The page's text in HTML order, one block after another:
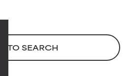
TO SEARCH
ondersteund door
onderzoek.
actief ingrediënt
huidtypen of
ondersteund door
onderzoek.
actief ingrediënt
huidtypen of